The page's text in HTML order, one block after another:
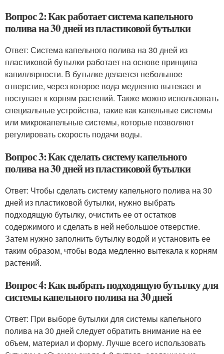
Вопрос 2: Как работает система капельного
полива на 30 дней из пластиковой бутылки
Ответ: Система капельного полива на 30 дней из
пластиковой бутылки работает на основе принципа
капиллярности. В бутылке делается небольшое
отверстие, через которое вода медленно вытекает и
поступает к корням растений. Также можно использовать
специальные устройства, такие как капельные системы
или микрокапельные системы, которые позволяют
регулировать скорость подачи воды.
Вопрос 3: Как сделать систему капельного
полива на 30 дней из пластиковой бутылки
Ответ: Чтобы сделать систему капельного полива на 30
дней из пластиковой бутылки, нужно выбрать
подходящую бутылку, очистить ее от остатков
содержимого и сделать в ней небольшое отверстие.
Затем нужно заполнить бутылку водой и установить ее
таким образом, чтобы вода медленно вытекала к корням
растений.
Вопрос 4: Как выбрать подходящую бутылку для
системы капельного полива на 30 дней
Ответ: При выборе бутылки для системы капельного
полива на 30 дней следует обратить внимание на ее
объем, материал и форму. Лучше всего использовать